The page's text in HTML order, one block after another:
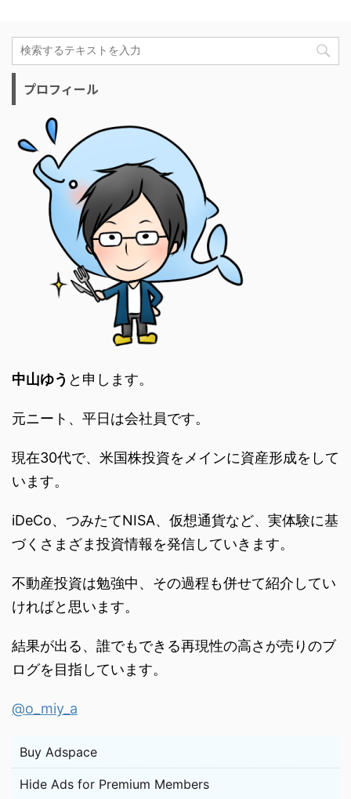
プロフィール
中山ゆう と申します。
元ニート、平日は会社員です。
現在30代で、米国株投資をメインに資産形成をして
います。
iDeCo、つみたてNISA、仮想通貨など、実体験に基
づくさまざま投資情報を発信していきます。
不動産投資は勉強中、その過程も併せて紹介してい
ければと思います。
結果が出る、誰でもできる再現性の高さが売りのブ
ログを目指しています。
@o_miy_a
Buy Adspace
Hide Ads for Premium Members